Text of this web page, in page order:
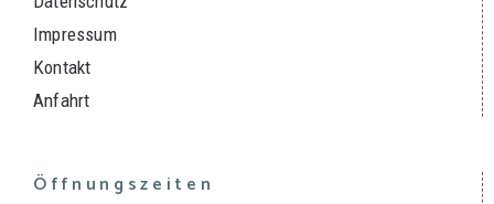
Impressum
Kontakt
Anfahrt
Öffnungszeiten